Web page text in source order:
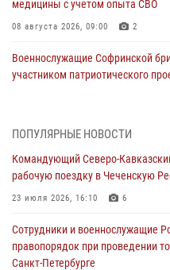
медицины с учетом опыта СВО
08 августа 2026, 09:00 2
Военнослужащие Софринской
участником патриотического
Кузбассе
08 августа 2026, 07:00
исполнилось 20 лет
08 августа 2026, 07:00
ПОПУЛЯРНЫЕ НОВОСТИ
Командующий Северо-
рабочую поездку в Чеченскую
23 июля 2026, 16:10 6
Сотрудники и военнослужащие
правопорядок при проведении
Санкт-Петербурге